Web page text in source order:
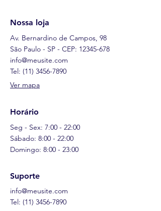
Nossa loja
Av. Bernardino de Campos, 98
São Paulo - SP - CEP: 12345-678
info@meusite.com
Tel: (11) 3456-7890
Ver mapa
Horário
Seg - Sex: 7:00 - 22:00
​​Sábado: 8:00 - 22:00
​Domingo: 8:00 - 23:00
Suporte
info@meusite.com
Tel: (11) 3456-7890